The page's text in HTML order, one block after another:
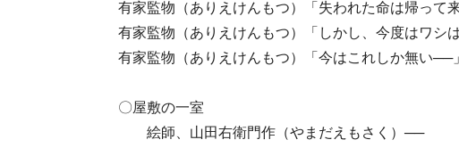
有家監物（ありえけんもつ）「失われた命は帰って
有家監物（ありえけんもつ）「しかし、今度はワシ
有家監物（ありえけんもつ）「今はこれしか無い──」
〇屋敷の一室
絵師、山田右衛門作（やまだえもさく）──